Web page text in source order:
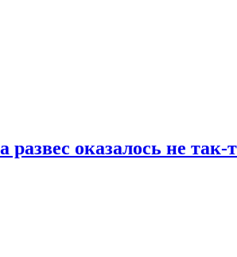
развес оказалось не